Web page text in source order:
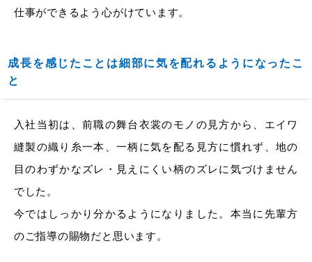
仕事ができるよう心がけています。
成長を感じたことは細部に気を配れるようになったこ
と
入社当初は、前職の舞台衣裳のモノの見方から、エイワ
縫製の織り糸一本、一柄に気を配る見方に慣れず、地の
目のわずかなズレ・見えにくい柄のズレに気づけません
でした。
今ではしっかり分かるようになりました。本当に先輩方
のご指導の賜物だと思います。